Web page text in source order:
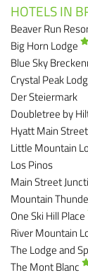
HOTELS IN
Beaver Run
Big Horn Lodge
Blue Sky
Crystal Peak
Der Steiermark
Doubletree by
Hyatt Main
Little Mountain
Los Pinos
Main Street
Mountain
One Ski Hill Place
River Mountain
The Lodge and
The Mont Blanc